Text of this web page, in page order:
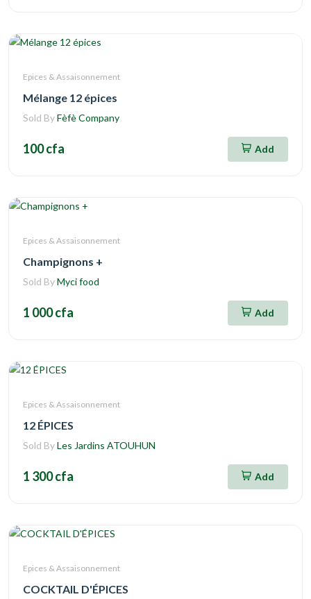
Epices & Assaisonnement
Mélange 12 épices
Sold ByFèfè Company
100 cfa Add
Epices & Assaisonnement
Champignons +
Sold ByMyci food
1 000 cfa Add
Epices & Assaisonnement
12 ÉPICES
Sold ByLes Jardins ATOUHUN
1 300 cfa Add
Epices & Assaisonnement
COCKTAIL D'ÉPICES